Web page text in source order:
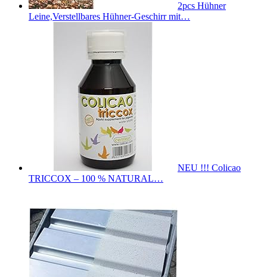
2pcs Hühner
Leine,Verstellbares Hühner-Geschirr mit…
NEU !!! Colicao
TRICCOX – 100 % NATURAL…